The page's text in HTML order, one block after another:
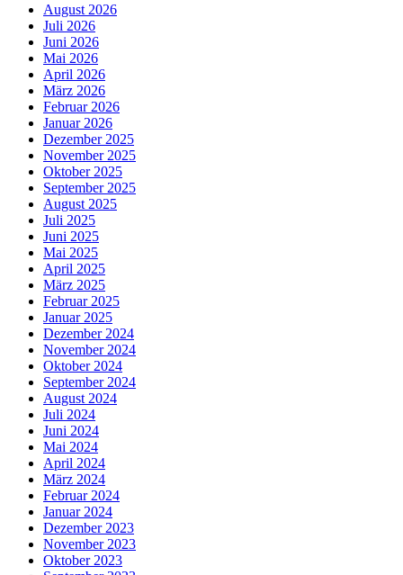
August 2026
Juli 2026
Juni 2026
Mai 2026
April 2026
März 2026
Februar 2026
Januar 2026
Dezember 2025
November 2025
Oktober 2025
September 2025
August 2025
Juli 2025
Juni 2025
Mai 2025
April 2025
März 2025
Februar 2025
Januar 2025
Dezember 2024
November 2024
Oktober 2024
September 2024
August 2024
Juli 2024
Juni 2024
Mai 2024
April 2024
März 2024
Februar 2024
Januar 2024
Dezember 2023
November 2023
Oktober 2023